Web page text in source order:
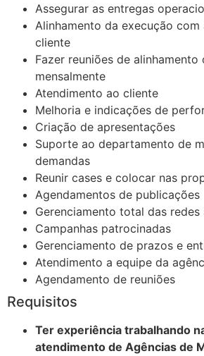
Assegurar as entregas
Alinhamento da execução
cliente
Fazer reuniões de
mensalmente
Atendimento ao cliente
Melhoria e indicações de
Criação de apresentações
Suporte ao departamento de
demandas
Reunir cases e colocar nas
Agendamentos de publicações
Gerenciamento total das redes
Campanhas patrocinadas
Gerenciamento de prazos e
Atendimento a equipe da
Agendamento de reuniões
Requisitos
Ter experiência trabalhando
atendimento de Agências de